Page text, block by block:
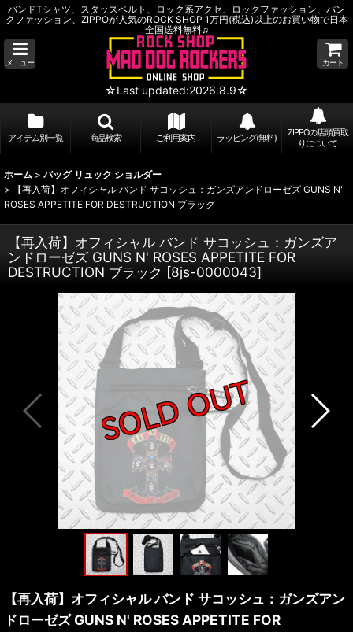
バンドTシャツ、スタッズベルト、ロック系アクセ、ロックファッション、パン
クファッション、ZIPPOが人気のROCK SHOP 1万円(税込)以上のお買い物で日本
全国送料無料♫
メニュー
☆Last updated:2026.8.9☆
カート
アイテム別一覧 商品検索 ご利用案内 ラッピング(無料)
ZIPPOの店頭買取
りについて
ホーム > バッグ リュック ショルダー
>
【再入荷】オフィシャル バンド サコッシュ：ガンズアンドローゼズ GUNS N'
ROSES APPETITE FOR DESTRUCTION ブラック
【再入荷】オフィシャル バンド サコッシュ：ガンズア
ンドローゼズ GUNS N' ROSES APPETITE FOR
DESTRUCTION ブラック [8js-0000043]
【再入荷】オフィシャル バンド サコッシュ：ガンズアン
ドローゼズ GUNS N' ROSES APPETITE FOR